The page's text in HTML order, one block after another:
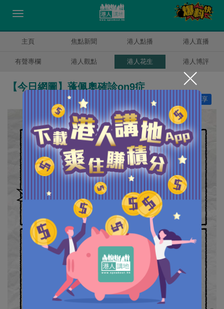
主頁 焦點新聞 港人點播 港人直播
有聲專欄 港人觀點 港人花生 港人博評
【今日網圖】蓬佩奧確診on9症
分享
讚好